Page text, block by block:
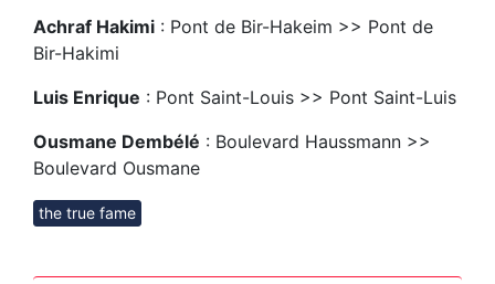
Achraf Hakimi : Pont de Bir-Hakeim >> Pont de
Bir-Hakimi
Luis Enrique : Pont Saint-Louis >> Pont Saint-Luis
Ousmane Dembélé : Boulevard Haussmann >>
Boulevard Ousmane
the true fame